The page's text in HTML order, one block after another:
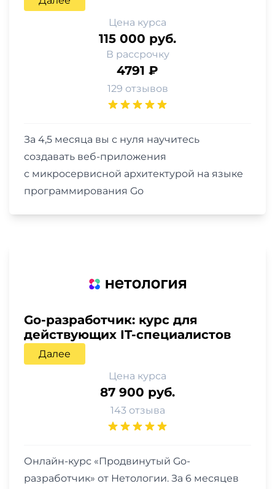
Цена курса
115 000 руб.
В рассрочку
4791 ₽
129 отзывов
За 4,5 месяца вы с нуля научитесь
создавать веб-приложения
с микросервисной архитектурой на языке
программирования Go
Go-разработчик: курс для
действующих IT-специалистов
Далее
Цена курса
87 900 руб.
143 отзыва
Онлайн-курс «Продвинутый Go-
разработчик» от Нетологии. За 6 месяцев